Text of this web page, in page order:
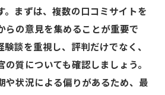
。まずは、複数の口コミサイトを
らの意見を集めることが重要で
談を重視し、評判だけでなく、
質についても確認しましょう。
や状況による偏りがあるため、最